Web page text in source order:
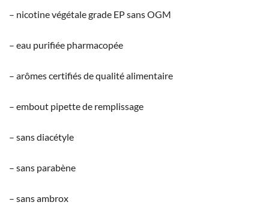
– nicotine végétale grade EP sans OGM
– eau purifiée pharmacopée
– arômes certifiés de qualité alimentaire
– embout pipette de remplissage
– sans diacétyle
– sans parabène
– sans ambrox